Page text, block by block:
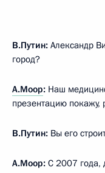
В.Путин: Александр
город?
А.Моор: Наш
презентацию покажу,
В.Путин: Вы его
А.Моор: С 2007 года,